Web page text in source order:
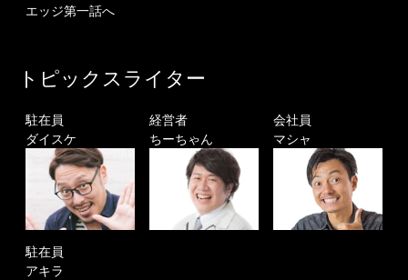
エッジ第一話へ
トピックスライター
駐在員
ダイスケ
経営者
ちーちゃん
会社員
マシャ
駐在員
アキラ